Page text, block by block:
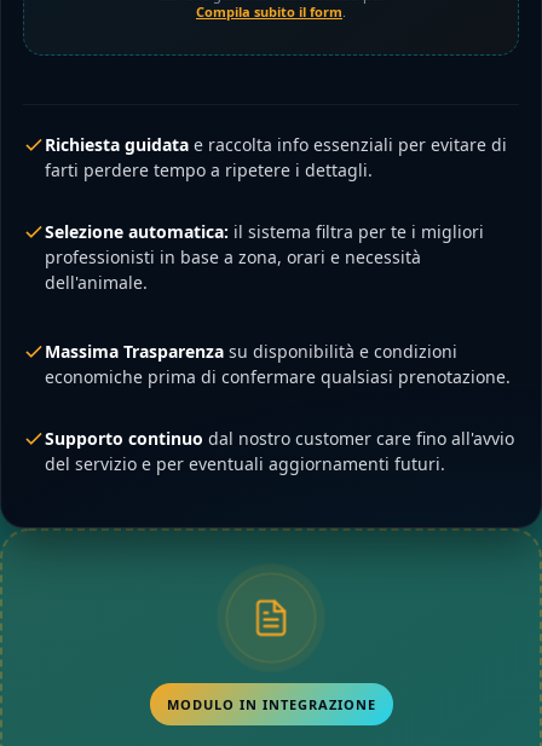
Compila subito il form
Richiesta guidata e raccolta info essenziali per evitare di
farti perdere tempo a ripetere i dettagli.
Selezione automatica: il sistema filtra per te i migliori
professionisti in base a zona, orari e necessità
dell'animale.
Massima Trasparenza su disponibilità e condizioni
economiche prima di confermare qualsiasi prenotazione.
Supporto continuo dal nostro customer care fino all'avvio
del servizio e per eventuali aggiornamenti futuri.
MODULO IN INTEGRAZIONE